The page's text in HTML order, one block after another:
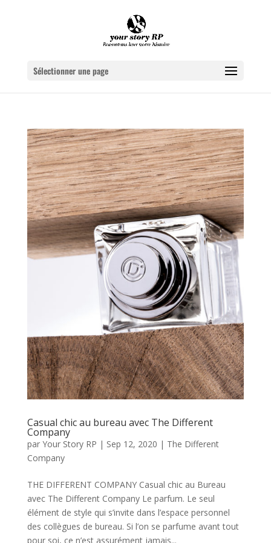
Sélectionner une page
Casual chic au bureau avec The Different
Company
par Your Story RP | Sep 12, 2020 | The Different
Company
THE DIFFERENT COMPANY Casual chic au Bureau
avec The Different Company Le parfum. Le seul
élément de style qui s’invite dans l’espace personnel
des collègues de bureau. Si l’on se parfume avant tout
pour soi, ce n’est assurément jamais...